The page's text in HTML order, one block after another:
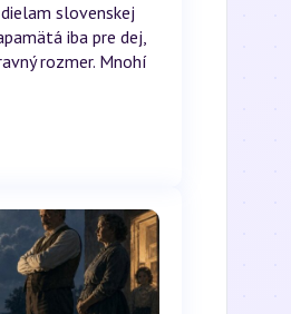
slovenskej
iba pre dej,
rozmer. Mnohí